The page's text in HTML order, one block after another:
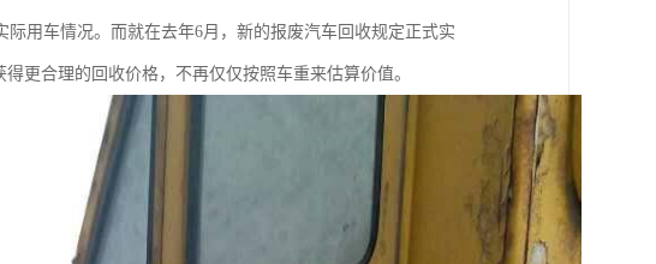
用车情况。而就在去年6月，新的报废汽车回收规定正式实
更合理的回收价格，不再仅仅按照车重来估算价值。